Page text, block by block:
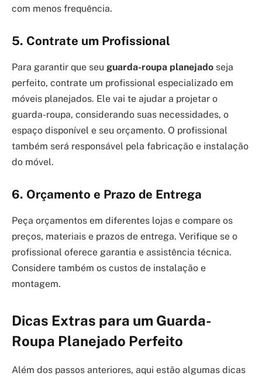
com menos frequência.
5. Contrate um Profissional
Para garantir que seu guarda-roupa planejado seja
perfeito, contrate um profissional especializado em
móveis planejados. Ele vai te ajudar a projetar o
guarda-roupa, considerando suas necessidades, o
espaço disponível e seu orçamento. O profissional
também será responsável pela fabricação e instalação
do móvel.
6. Orçamento e Prazo de Entrega
Peça orçamentos em diferentes lojas e compare os
preços, materiais e prazos de entrega. Verifique se o
profissional oferece garantia e assistência técnica.
Considere também os custos de instalação e
montagem.
Dicas Extras para um Guarda-
Roupa Planejado Perfeito
Além dos passos anteriores, aqui estão algumas dicas